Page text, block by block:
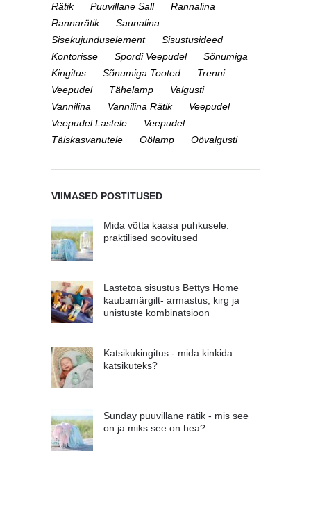
Rätik
Puuvillane Sall
Rannalina
Rannarätik
Saunalina
Sisekujunduselement
Sisustusideed
Kontorisse
Spordi Veepudel
Sõnumiga
Kingitus
Sõnumiga Tooted
Trenni
Veepudel
Tähelamp
Valgusti
Vannilina
Vannilina Rätik
Veepudel
Veepudel Lastele
Veepudel
Täiskasvanutele
Öölamp Öövalgusti
VIIMASED POSTITUSED
Mida võtta kaasa puhkusele:
praktilised soovitused
Lastetoa sisustus Bettys Home
kaubamärgilt- armastus, kirg ja
unistuste kombinatsioon
Katsikukingitus - mida kinkida
katsikuteks?
Sunday puuvillane rätik - mis see
on ja miks see on hea?